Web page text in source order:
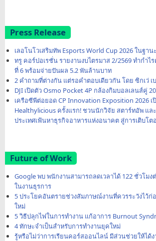
Press Release
เลอโนโวเสริมทัพ Esports World Cup 2026 ในฐา
ทรู คอร์ปอเรชั่น รายงานงบไตรมาส 2/2569 ทำกำไ
ที่ 6 พร้อมจ่ายปันผล 5.2 พันล้านบาท
2 คำถามที่ต่างกัน แต่รอคำตอบเดียวกัน โดย ซิกเว่ เ
DJI เปิดตัว Osmo Pocket 4P กล้องกิมบอลเลนส์คู่
เครือซีพีต่อยอด CP Innovation Exposition 2026 เ
Healthylicious ครั้งแรก! ชวนนักวิจัย สตาร์ทอัพ แล
ประเทศเฟ้นหาธุรกิจอาหารแห่งอนาคต สู่การเติบโต
Future of Work
Google พบ พนักงานสามารถลดเวลาได้ 122 ชั่วโมง
ในงานธุรการ
5 ประโยคอันตรายช่วงสัมภาษณ์งานที่ควรระวังไว้ก่
ใหม่
5 วิธีปลุกไฟในการทำงาน แก้อาการ Burnout
4 ทักษะจำเป็นสำหรับการทำงานยุคใหม่
รู้หรือไม่ว่าการเรียนคอร์สออนไลน์ มีส่วนช่วยให้ได้